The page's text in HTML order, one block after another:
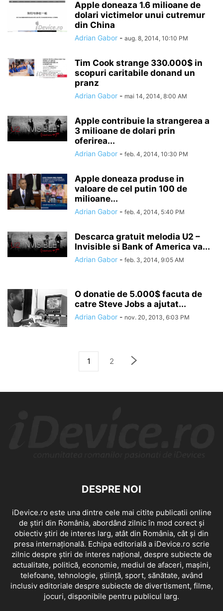
Apple doneaza 1.6 milioane de
dolari victimelor unui cutremur
din China
Adrian Gabor - aug. 8, 2014, 10:10 PM
Tim Cook strange 330.000$ in
scopuri caritabile donand un
pranz
Adrian Gabor - mai 14, 2014, 8:00 AM
Apple contribuie la strangerea a
3 milioane de dolari prin
oferirea...
Adrian Gabor - feb. 4, 2014, 10:30 PM
Apple doneaza produse in
valoare de cel putin 100 de
milioane...
Adrian Gabor - feb. 4, 2014, 5:40 PM
Descarca gratuit melodia U2 –
Invisible si Bank of America va...
Adrian Gabor - feb. 3, 2014, 9:05 AM
O donatie de 5.000$ facuta de
catre Steve Jobs a ajutat...
Adrian Gabor - nov. 20, 2013, 6:03 PM
1 2
DESPRE NOI
iDevice.ro este una dintre cele mai citite publicatii online
de știri din România, abordând zilnic în mod corect și
obiectiv știri de interes larg, atât din România, cât și din
presa internațională. Echipa editorială a iDevice.ro scrie
zilnic despre știri de interes național, despre subiecte de
actualitate, politică, economie, mediul de afaceri, mașini,
telefoane, tehnologie, știință, sport, sănătate, având
inclusiv editoriale despre subiecte de divertisment, filme,
jocuri, disponibile pentru publicul larg.